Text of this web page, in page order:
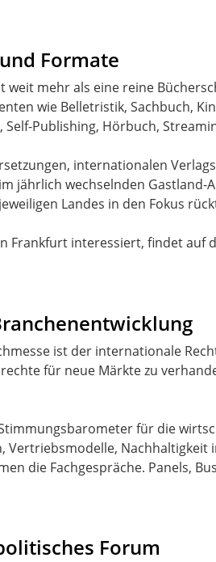
Formate
weit mehr als eine reine
wie Belletristik, Sachbuch,
Self-Publishing, Hörbuch,
internationalen
jährlich wechselnden
Landes in den Fokus
Frankfurt interessiert, findet auf
ist der internationale
für neue Märkte zu
für die
Vertriebsmodelle,
die Fachgespräche. Panels,
Forum